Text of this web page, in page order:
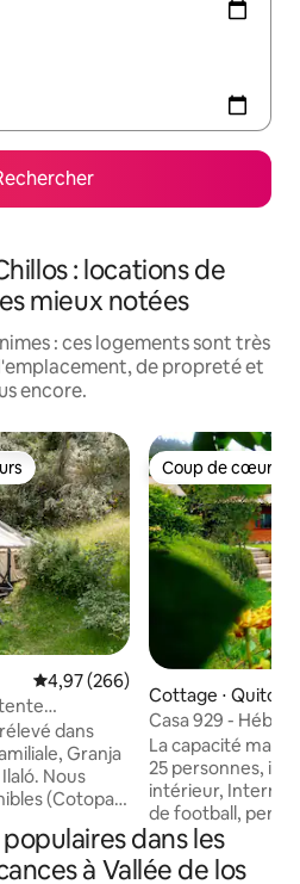
: locations de
mieux notées
: ces logements sont très
de propreté et
encore.
les plus appréciés
Évaluation moyenne sur la
4,97 (266)
dans
Granja
Nous
(Cotopaxi
une vue
mètres de
et
Coup de cœur
Coup de cœur
Cottage ⋅ Quito
Casa 929 -
anniversaires
La capacité
25 personnes, il
intérieur,
de football,
manger
espace barbecue,
dans les
à Vallée de los